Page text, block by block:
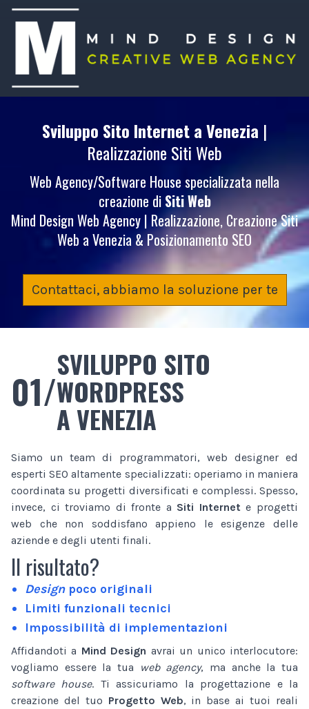
Sviluppo Sito Interneta Venezia |
Realizzazione Siti Web
Web Agency/Software House specializzata nella
creazione di Siti Web
Mind Design Web Agency | Realizzazione, Creazione Siti
Web a Venezia & Posizionamento SEO
Contattaci, abbiamo la soluzione per te
01/
SVILUPPO SITO
WORDPRESS
A VENEZIA
Siamo un team di programmatori, web designer ed
esperti SEO altamente specializzati: operiamo in maniera
coordinata su progetti diversificati e complessi. Spesso,
invece, ci troviamo di fronte a Siti Internet e progetti
web che non soddisfano appieno le esigenze delle
aziende e degli utenti finali.
Il risultato?
Designpoco originali
Limiti funzionali tecnici
Impossibilità di implementazioni
Affidandoti a Mind Design avrai un unico interlocutore:
vogliamo essere la tua
web agency, ma anche la tua
software house. Ti assicuriamo la progettazione e la
creazione del tuo Progetto Web, in base ai tuoi reali